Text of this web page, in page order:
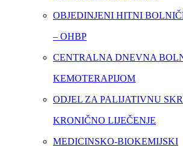
OBJEDINJENI HITNI
– OHBP
CENTRALNA DNEVNA
KEMOTERAPIJOM
ODJEL ZA PALIJATIVNU
KRONIČNO LIJEČENJE
MEDICINSKO-BIOKEMIJSKI